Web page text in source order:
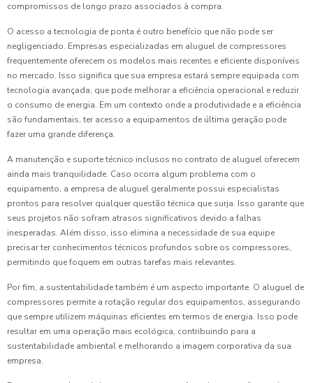
compromissos de longo prazo associados à compra.
O acesso a tecnologia de ponta é outro benefício que não pode ser
negligenciado. Empresas especializadas em aluguel de compressores
frequentemente oferecem os modelos mais recentes e eficiente disponíveis
no mercado. Isso significa que sua empresa estará sempre equipada com
tecnologia avançada, que pode melhorar a eficiência operacional e reduzir
o consumo de energia. Em um contexto onde a produtividade e a eficiência
são fundamentais, ter acesso a equipamentos de última geração pode
fazer uma grande diferença.
A manutenção e suporte técnico inclusos no contrato de aluguel oferecem
ainda mais tranquilidade. Caso ocorra algum problema com o
equipamento, a empresa de aluguel geralmente possui especialistas
prontos para resolver qualquer questão técnica que surja. Isso garante que
seus projetos não sofram atrasos significativos devido a falhas
inesperadas. Além disso, isso elimina a necessidade de sua equipe
precisar ter conhecimentos técnicos profundos sobre os compressores,
permitindo que foquem em outras tarefas mais relevantes.
Por fim, a sustentabilidade também é um aspecto importante. O aluguel de
compressores permite a rotação regular dos equipamentos, assegurando
que sempre utilizem máquinas eficientes em termos de energia. Isso pode
resultar em uma operação mais ecológica, contribuindo para a
sustentabilidade ambiental e melhorando a imagem corporativa da sua
empresa.